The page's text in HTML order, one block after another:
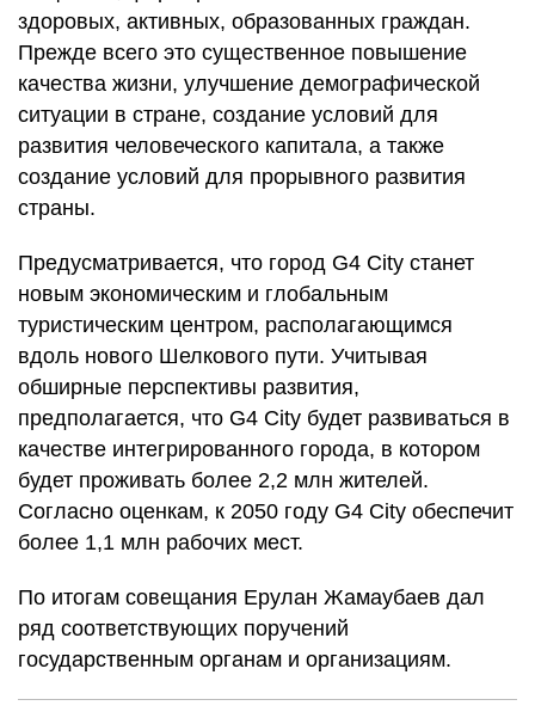
здоровых, активных, образованных граждан.
Прежде всего это существенное повышение
качества жизни, улучшение демографической
ситуации в стране, создание условий для
развития человеческого капитала, а также
создание условий для прорывного развития
страны.
Предусматривается, что город G4 City станет
новым экономическим и глобальным
туристическим центром, располагающимся
вдоль нового Шелкового пути. Учитывая
обширные перспективы развития,
предполагается, что G4 City будет развиваться в
качестве интегрированного города, в котором
будет проживать более 2,2 млн жителей.
Согласно оценкам, к 2050 году G4 City обеспечит
более 1,1 млн рабочих мест.
По итогам совещания Ерулан Жамаубаев дал
ряд соответствующих поручений
государственным органам и организациям.